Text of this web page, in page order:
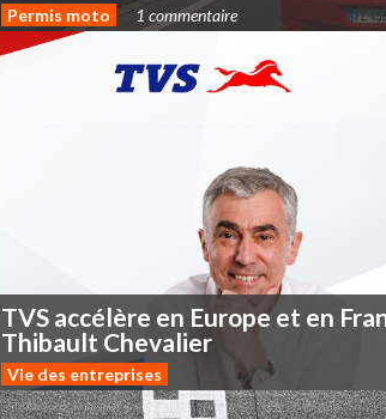
Permis moto 1 commentaire
TVS accélère en Europe et en
Thibault Chevalier
Vie des entreprises